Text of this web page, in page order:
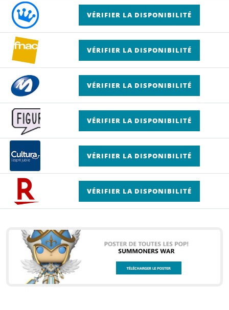
VÉRIFIER LA DISPONIBILITÉ
VÉRIFIER LA DISPONIBILITÉ
VÉRIFIER LA DISPONIBILITÉ
VÉRIFIER LA DISPONIBILITÉ
VÉRIFIER LA DISPONIBILITÉ
VÉRIFIER LA DISPONIBILITÉ